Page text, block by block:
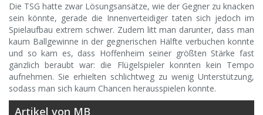
Die TSG hatte zwar Lösungsansätze, wie der Gegner zu knacken
sein könnte, gerade die Innenverteidiger taten sich jedoch im
Spielaufbau extrem schwer. Zudem litt man darunter, dass man
kaum Ballgewinne in der gegnerischen Hälfte verbuchen konnte
und so kam es, dass Hoffenheim seiner größten Stärke fast
gänzlich beraubt war: die Flügelspieler konnten kein Tempo
aufnehmen. Sie erhielten schlichtweg zu wenig Unterstützung,
sodass man sich kaum Chancen herausspielen konnte.
Artikel von MB